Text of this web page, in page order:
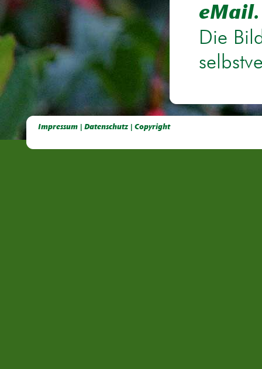
eMail.
Die
Impressum | Datenschutz | Copyright